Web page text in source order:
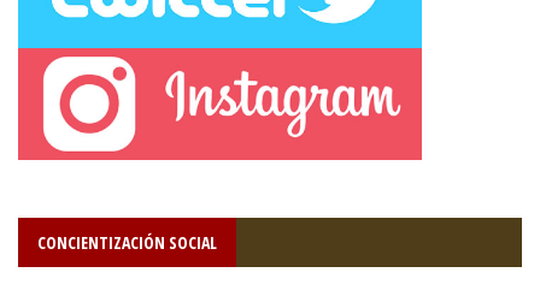
CONCIENTIZACIÓN SOCIAL